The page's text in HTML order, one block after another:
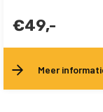
€49,-
Meer